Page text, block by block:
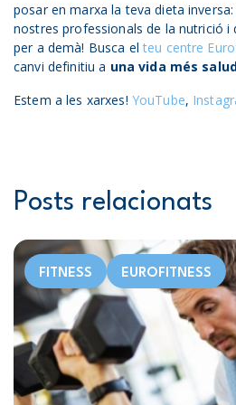
posar en marxa la teva dieta
nostres professionals de la nutrició i
per a demà! Busca elteu centre
canvi definitiu a una vida més
Estem a les xarxes! YouTube,
Posts relacionats
FITNESS EUROFITNESS